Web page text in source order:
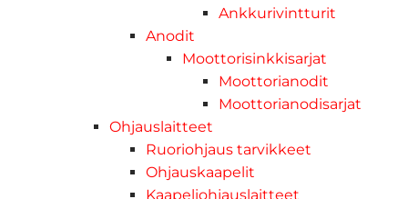
Ankkurivintturit
Anodit
Moottorisinkkisarjat
Moottorianodit
Moottorianodisarjat
Ohjauslaitteet
Ruoriohjaus tarvikkeet
Ohjauskaapelit
Kaapeliohjauslaitteet